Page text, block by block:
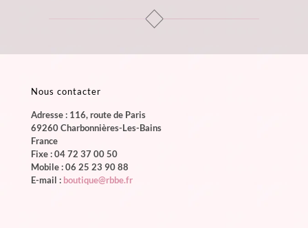
Nous contacter
Adresse : 116, route de Paris
69260 Charbonnières-Les-Bains
France
Fixe :04 72 37 00 50
Mobile :06 25 23 90 88
E-mail : boutique@rbbe.fr